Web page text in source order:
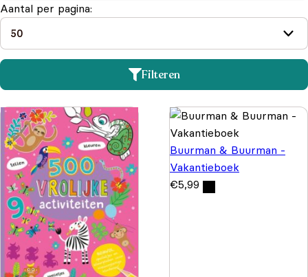
Aantal per pagina:
Filteren
Buurman & Buurman -
Vakantieboek
€5,99